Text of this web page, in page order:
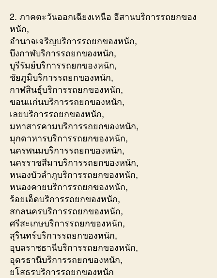
2. ภาคตะวันออกเฉียงเหนือ อีสานบริการรถยกของ
หนัก,
อำนาจเจริญบริการรถยกของหนัก,
บึงกาฬบริการรถยกของหนัก,
บุรีรัมย์บริการรถยกของหนัก,
ชัยภูมิบริการรถยกของหนัก,
กาฬสินธุ์บริการรถยกของหนัก,
ขอนแก่นบริการรถยกของหนัก,
เลยบริการรถยกของหนัก,
มหาสารคามบริการรถยกของหนัก,
มุกดาหารบริการรถยกของหนัก,
นครพนมบริการรถยกของหนัก,
นครราชสีมาบริการรถยกของหนัก,
หนองบัวลำภูบริการรถยกของหนัก,
หนองคายบริการรถยกของหนัก,
ร้อยเอ็ดบริการรถยกของหนัก,
สกลนครบริการรถยกของหนัก,
ศรีสะเกษบริการรถยกของหนัก,
สุรินทร์บริการรถยกของหนัก,
อุบลราชธานีบริการรถยกของหนัก,
อุดรธานีบริการรถยกของหนัก,
ยโสธรบริการรถยกของหนัก